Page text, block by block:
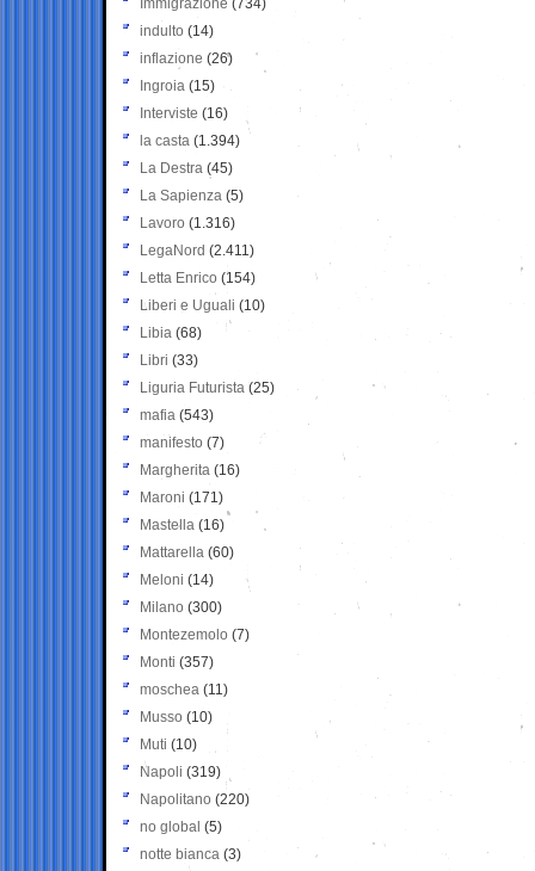
Immigrazione (734)
indulto (14)
inflazione (26)
Ingroia (15)
Interviste (16)
la casta (1.394)
La Destra (45)
La Sapienza (5)
Lavoro (1.316)
LegaNord (2.411)
Letta Enrico (154)
Liberi e Uguali (10)
Libia (68)
Libri (33)
Liguria Futurista (25)
mafia (543)
manifesto (7)
Margherita (16)
Maroni (171)
Mastella (16)
Mattarella (60)
Meloni (14)
Milano (300)
Montezemolo (7)
Monti (357)
moschea (11)
Musso (10)
Muti (10)
Napoli (319)
Napolitano (220)
no global (5)
notte bianca (3)